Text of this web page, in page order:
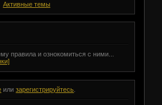
Активные темы
правила и ознокомиться с ними...
илизарегистрируйтесь